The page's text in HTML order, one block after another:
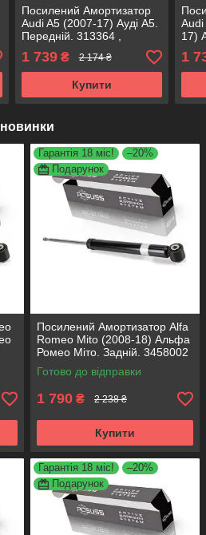
Посилений Амортизатор
Audi A5 (2007-17) Ауді А5.
Передній. 313364 ,
341719 KOREA Аксусс!
1 739₴ 2 174 ₴
Купити
17)
1
новинки
Гарантія 18 міс!
–20%
Подарунок
Посилений Амортизатор Alfa
Romeo Mito (2008-18) Альфа
Ромео Міто. Задній. 3458002
, 317722. KOREA Аксусс!
Готово до відправки
1 790 ₴ 2 238 ₴
Купити
Гарантія 18 міс!
–20%
Подарунок